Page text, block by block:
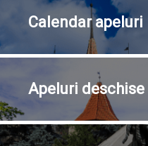
Calendarapeluri
Apeluri deschise